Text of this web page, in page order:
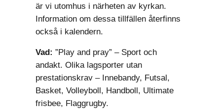
är vi utomhus i närheten av kyrkan.
Information om dessa tillfällen återfinns
också i kalendern.
Vad: ”Play and pray” – Sport och
andakt. Olika lagsporter utan
prestationskrav – Innebandy, Futsal,
Basket, Volleyboll, Handboll, Ultimate
frisbee, Flaggrugby.